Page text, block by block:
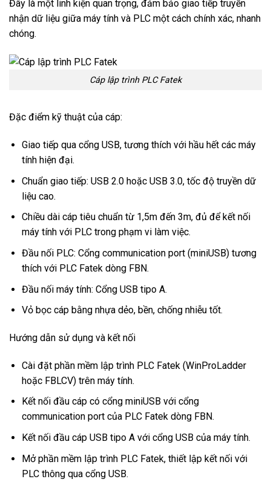
Đây là một linh kiện quan trọng, đảm bảo giao tiếp truyền
nhận dữ liệu giữa máy tính và PLC một cách chính xác, nhanh
chóng.
Cáp lập trình PLC Fatek
Đặc điểm kỹ thuật của cáp:
Giao tiếp qua cổng USB, tương thích với hầu hết các máy
tính hiện đại.
Chuẩn giao tiếp: USB 2.0 hoặc USB 3.0, tốc độ truyền dữ
liệu cao.
Chiều dài cáp tiêu chuẩn từ 1,5m đến 3m, đủ để kết nối
máy tính với PLC trong phạm vi làm việc.
Đầu nối PLC: Cổng communication port (miniUSB) tương
thích với PLC Fatek dòng FBN.
Đầu nối máy tính: Cổng USB tipo A.
Vỏ bọc cáp bằng nhựa dẻo, bền, chống nhiễu tốt.
Hướng dẫn sử dụng và kết nối
Cài đặt phần mềm lập trình PLC Fatek (WinProLadder
hoặc FBLCV) trên máy tính.
Kết nối đầu cáp có cổng miniUSB với cổng
communication port của PLC Fatek dòng FBN.
Kết nối đầu cáp USB tipo A với cổng USB của máy tính.
Mở phần mềm lập trình PLC Fatek, thiết lập kết nối với
PLC thông qua cổng USB.